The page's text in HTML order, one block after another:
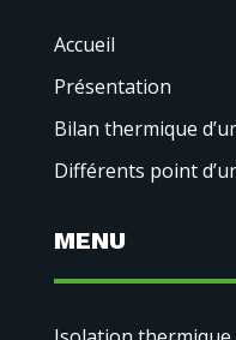
Accueil
Présentation
Bilan thermique
Différents point
MENU